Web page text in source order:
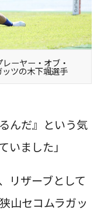
ーヤー・オブ・
ツの木下颯選手
んだ』という気
いました」
リザーブとして
山セコムラガッ